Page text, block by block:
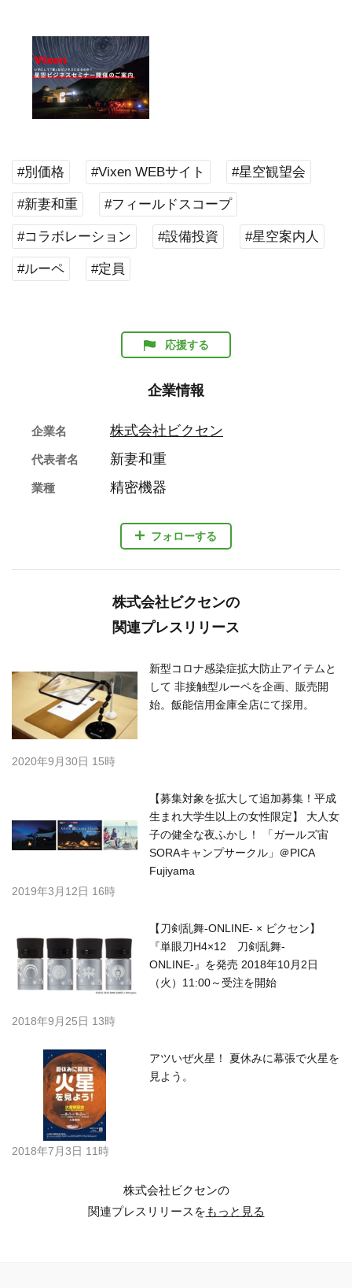
#別価格 #Vixen WEBサイト #星空観望会
#新妻和重 #フィールドスコープ
#コラボレーション #設備投資 #星空案内人
#ルーペ #定員
応援する
企業情報
フォローする
企業名 株式会社ビクセン
代表者名 新妻和重
業種 精密機器
株式会社ビクセンの
関連プレスリリース
新型コロナ感染症拡大防止アイテムと
して 非接触型ルーペを企画、販売開
始。飯能信用金庫全店にて採用。
2020年9月30日 15時
【募集対象を拡大して追加募集！平成
生まれ大学生以上の女性限定】 大人女
子の健全な夜ふかし！ 「ガールズ宙
SORAキャンプサークル」＠PICA
Fujiyama
2019年3月12日 16時
【刀剣乱舞-ONLINE- × ビクセン】
『単眼刀H4×12 刀剣乱舞-
ONLINE-』を発売 2018年10月2日
（火）11:00～受注を開始
2018年9月25日 13時
アツいぜ火星！ 夏休みに幕張で火星を
見よう。
2018年7月3日 11時
株式会社ビクセンの
関連プレスリリースをもっと見る